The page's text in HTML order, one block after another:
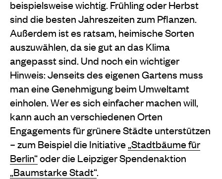
beispielsweise wichtig. Frühling oder Herbst
sind die besten Jahreszeiten zum Pflanzen.
Außerdem ist es ratsam, heimische Sorten
auszuwählen, da sie gut an das Klima
angepasst sind. Und noch ein wichtiger
Hinweis: Jenseits des eigenen Gartens muss
man eine Genehmigung beim Umweltamt
einholen. Wer es sich einfacher machen will,
kann auch an verschiedenen Orten
Engagements für grünere Städte unterstützen
– zum Beispiel die Initiative„Stadtbäume für
Berlin“oder die Leipziger Spendenaktion
„Baumstarke Stadt“.